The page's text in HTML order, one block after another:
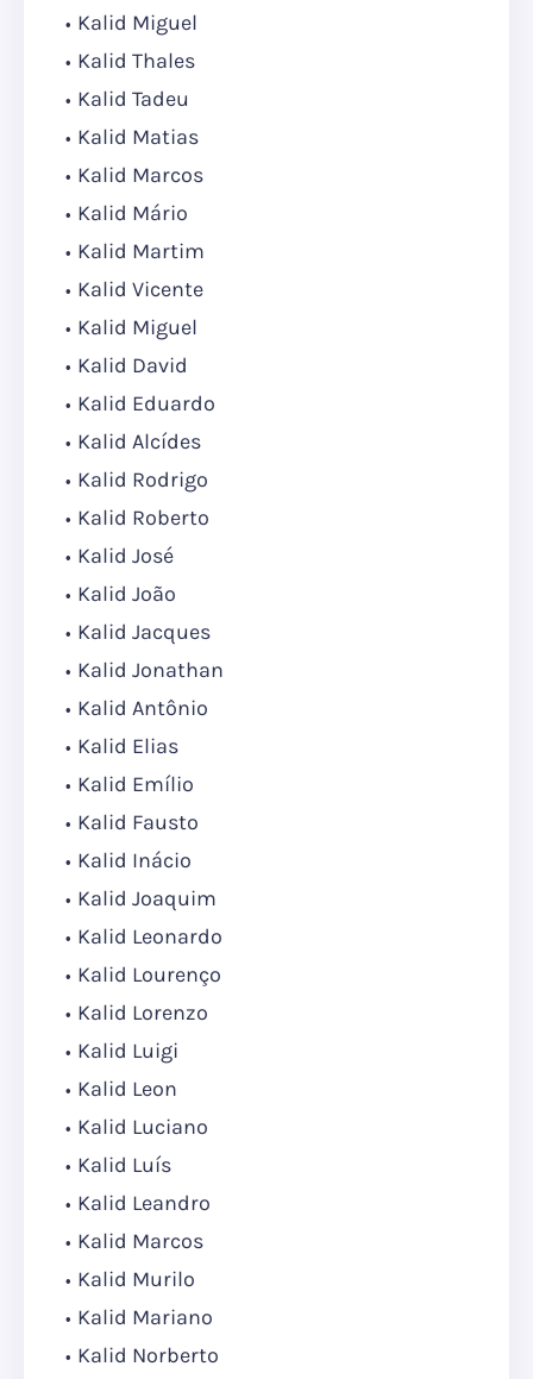
Kalid Miguel
Kalid Thales
Kalid Tadeu
Kalid Matias
Kalid Marcos
Kalid Mário
Kalid Martim
Kalid Vicente
Kalid Miguel
Kalid David
Kalid Eduardo
Kalid Alcídes
Kalid Rodrigo
Kalid Roberto
Kalid José
Kalid João
Kalid Jacques
Kalid Jonathan
Kalid Antônio
Kalid Elias
Kalid Emílio
Kalid Fausto
Kalid Inácio
Kalid Joaquim
Kalid Leonardo
Kalid Lourenço
Kalid Lorenzo
Kalid Luigi
Kalid Leon
Kalid Luciano
Kalid Luís
Kalid Leandro
Kalid Marcos
Kalid Murilo
Kalid Mariano
Kalid Norberto